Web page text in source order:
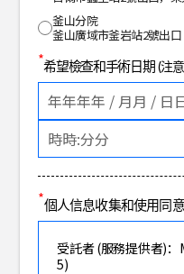
釜山分院
釜山廣域市釜岩站2號出口
*希望檢查和手術日期(注
*個人信息收集和使用同意
受託者 (服務提供者)
5)